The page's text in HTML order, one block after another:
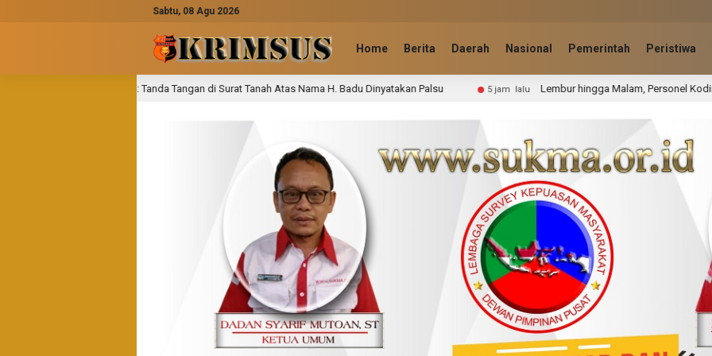
Sabtu, 08 Agu 2026
Home Berita Daerah Nasional Pemerintah Peristiwa
Tanda Tangan di Surat Tanah Atas Nama H. Badu Dinyatakan Palsu 5 jam lalu Lembur hingga Malam, Personel Kodim0314/Inhil dan Warga